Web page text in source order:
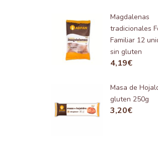
Magdalenas
tradicionales
Familiar 12
sin gluten
4,19€
Masa de
gluten 250g
3,20€